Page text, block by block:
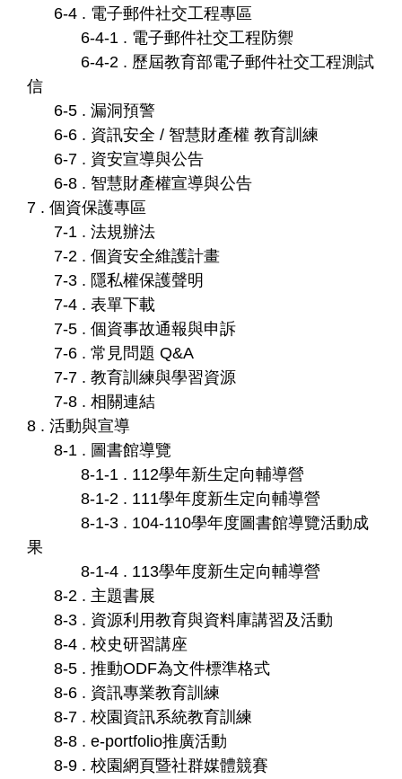
6-4 . 電子郵件社交工程專區
6-4-1 . 電子郵件社交工程防禦
6-4-2 . 歷屆教育部電子郵件社交工程測試
信
6-5 . 漏洞預警
6-6 . 資訊安全 / 智慧財產權 教育訓練
6-7 . 資安宣導與公告
6-8 . 智慧財產權宣導與公告
7 . 個資保護專區
7-1 . 法規辦法
7-2 . 個資安全維護計畫
7-3 . 隱私權保護聲明
7-4 . 表單下載
7-5 . 個資事故通報與申訴
7-6 . 常見問題 Q&A
7-7 . 教育訓練與學習資源
7-8 . 相關連結
8 . 活動與宣導
8-1 . 圖書館導覽
8-1-1 . 112學年新生定向輔導營
8-1-2 . 111學年度新生定向輔導營
8-1-3 . 104-110學年度圖書館導覽活動成
果
8-1-4 . 113學年度新生定向輔導營
8-2 . 主題書展
8-3 . 資源利用教育與資料庫講習及活動
8-4 . 校史研習講座
8-5 . 推動ODF為文件標準格式
8-6 . 資訊專業教育訓練
8-7 . 校園資訊系統教育訓練
8-8 . e-portfolio推廣活動
8-9 . 校園網頁暨社群媒體競賽